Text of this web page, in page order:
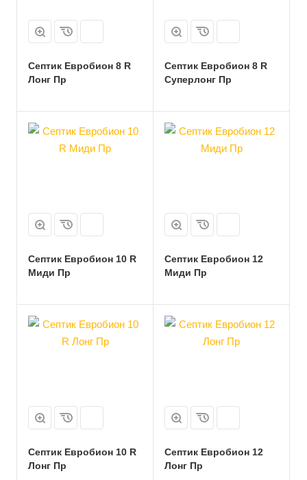
Септик Евробион 8 R
Лонг Пр
Септик Евробион 8 R
Суперлонг Пр
Септик Евробион 10 R
Миди Пр
Септик Евробион 12
Миди Пр
Септик Евробион 10 R
Лонг Пр
Септик Евробион 12
Лонг Пр